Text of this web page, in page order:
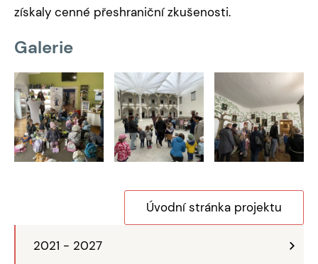
2021 - 2027
získaly cenné přeshraniční zkušenosti.
Galerie
Úvodní stránka projektu